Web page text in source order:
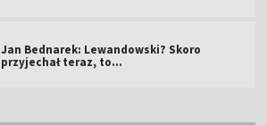
Jan Bednarek: Lewandowski? Skoro
przyjechał teraz, to…